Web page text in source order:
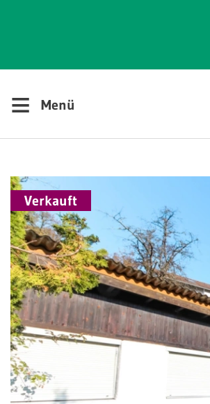
≡ Menü
Verkauft